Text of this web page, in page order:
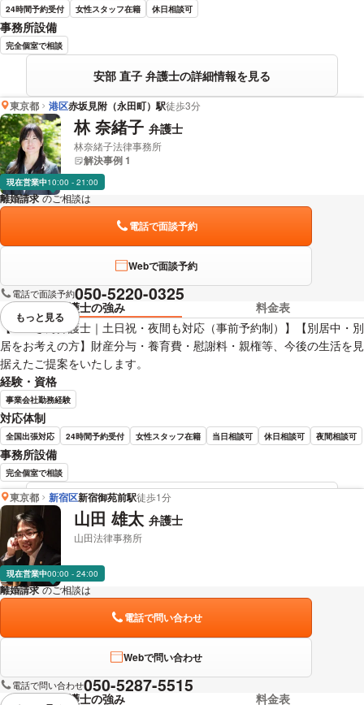
24時間予約受付 女性スタッフ在籍 休日相談可
事務所設備
完全個室で相談
安部 直子 弁護士の詳細情報を見る
東京都 港区赤坂見附（永田町）駅徒歩3分
林 奈緒子 弁護士
林奈緒子法律事務所
解決事例 1
現在営業中10:00 - 21:00
離婚請求 のご相談は
電話で面談予約
Webで面談予約
電話で面談予約050-5220-0325
弁護士の強み
料金表
【ママさん弁護士｜土日祝・夜間も対応（事前予約制）】【別居中・別
居をお考えの方】財産分与・養育費・慰謝料・親権等、今後の生活を見
据えたご提案をいたします。
経験・資格
事業会社勤務経験
対応体制
全国出張対応 24時間予約受付 女性スタッフ在籍 当日相談可 休日相談可 夜間相談可
事務所設備
完全個室で相談
林 奈緒子 弁護士の詳細情報を見る
視覚的に省略されている要素を
もっと見る
東京都 新宿区新宿御苑前駅徒歩1分
山田 雄太 弁護士
山田法律事務所
現在営業中00:00 - 24:00
離婚請求 のご相談は
電話で問い合わせ
Webで問い合わせ
電話で問い合わせ050-5287-5515
弁護士の強み 料金表